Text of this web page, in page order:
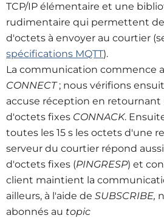
TCP/IP élémentaire et une
rudimentaire qui permettent
d'octets à envoyer au courtier
spécifications MQTT).
La communication commence
CONNECT; nous vérifions
accuse réception en retournant
d'octets fixes CONNACK.
toutes les 15 s les octets d'une
serveur du courtier répond
d'octets fixes (PINGRESP) et
client maintient la
ailleurs, à l'aide de SUBSCRIBE,
abonnés au topic